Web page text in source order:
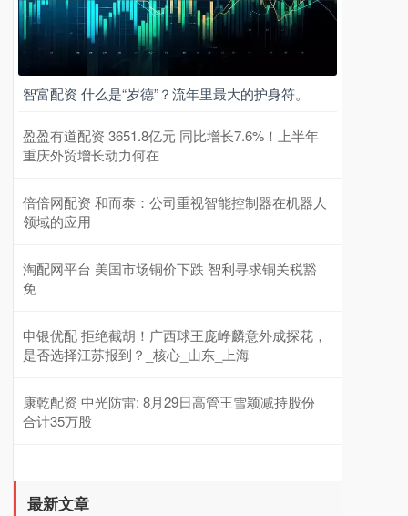
智富配资 什么是“岁德”？流年里最大的护身符。
盈盈有道配资 3651.8亿元 同比增长7.6%！上半年
重庆外贸增长动力何在
倍倍网配资 和而泰：公司重视智能控制器在机器人
领域的应用
淘配网平台 美国市场铜价下跌 智利寻求铜关税豁
免
申银优配 拒绝截胡！广西球王庞峥麟意外成探花，
是否选择江苏报到？_核心_山东_上海
康乾配资 中光防雷: 8月29日高管王雪颖减持股份
合计35万股
最新文章